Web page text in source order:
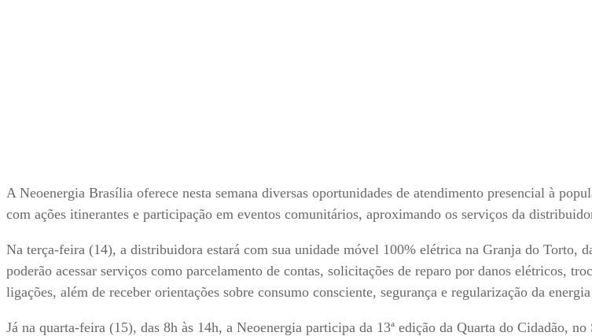
A Neoenergia Brasília oferece nesta semana diversas oportunidades de atendimento presencial à
com ações itinerantes e participação em eventos comunitários, aproximando os serviços da
Na terça-feira (14), a distribuidora estará com sua unidade móvel 100% elétrica na Granja do Torto,
poderão acessar serviços como parcelamento de contas, solicitações de reparo por danos elétricos,
ligações, além de receber orientações sobre consumo consciente, segurança e regularização da
Já na quarta-feira (15), das 8h às 14h, a Neoenergia participa da 13ª edição da Quarta do Cidadão,